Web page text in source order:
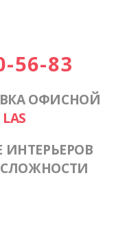
56-83
ОФИСНОЙ
LAS